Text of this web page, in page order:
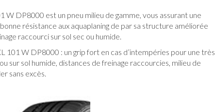
W DP8000 est un pneu milieu de gamme, vous assurant une
résistance aux aquaplaning de par sa structure améliorée
raccourci sur sol sec ou humide.
101 W DP8000 : un grip fort en cas d’intempéries pour une très
sur sol humide, distances de freinage raccourcies, milieu de
sans excès.